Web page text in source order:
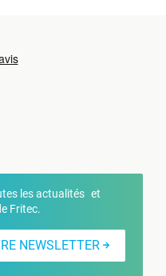
les actualités et
Fritec.
NEWSLETTER